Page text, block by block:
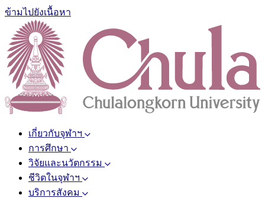
ข้ามไปยังเนื้อหา
เกี่ยวกับจุฬาฯ
การศึกษา
วิจัยและนวัตกรรม
ชีวิตในจุฬาฯ
บริการสังคม